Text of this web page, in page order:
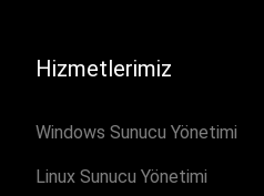
Hizmetlerimiz
Windows Sunucu Yönetimi
Linux Sunucu Yönetimi